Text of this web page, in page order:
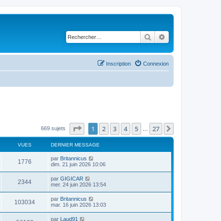
Rechercher
Connexion
Inscription
669 sujets Page sur27
1 2 3 4 5 27
VUES DERNIER MESSAGE
1776
u
s
D
e
i
e
r
m
e
s
s
par Britannicus
dim. 21 juin 2026 10:06
2344V
u
D
e
i
e
r
m
par GIGICAR
mer. 24 juin 2026 13:54
103034V
u
D
e
par Britannicus
mar. 16 juin 2026 13:03
D
par Laud91